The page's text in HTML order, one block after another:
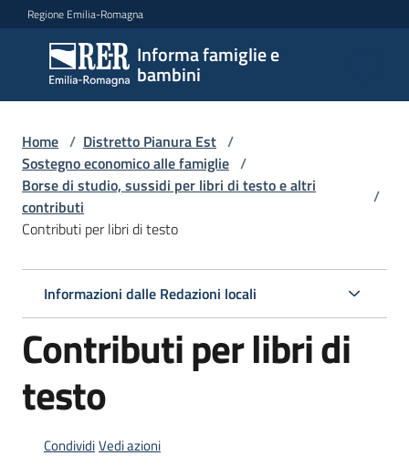
Vai al contenuto
Vai alla navigazione
Vai al footer
Regione Emilia-Romagna
Informa famiglie e
bambini
Informa
famiglie
e
bambini
Argomenti
Servizi
Centri
per
famiglie
Home / Distretto Pianura Est /
Sostegno economico alle famiglie /
Borse di studio, sussidi per libri di testo e altri
contributi
/
Contributi per libri di testo
Informazioni dalle Redazioni locali
Contributi per libri di
testo
CondividiVedi azioni